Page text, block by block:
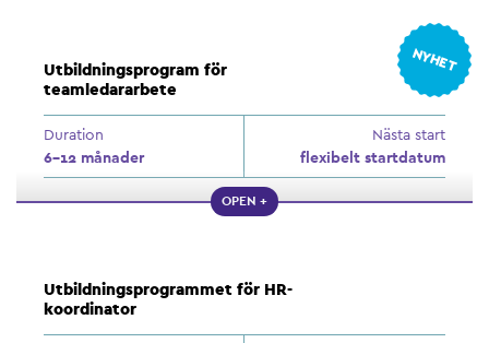
Utbildningsprogram för
teamledararbete
Duration
6–12 månader
Nästa start
flexibelt startdatum
OPEN +
NYHET
Utbildningsprogrammet för HR-
koordinator